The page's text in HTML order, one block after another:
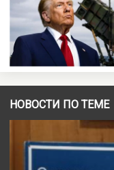
НОВОСТИ ПО ТЕМЕ